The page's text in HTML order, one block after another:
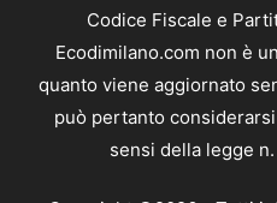
Codice Fiscale e
Ecodimilano.com non è
quanto viene aggiornato
può pertanto
sensi della legge